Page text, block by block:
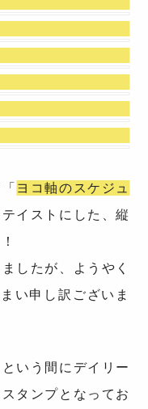
ヨコ軸のスケジュ
イストにした、縦
したが、ようやく
い申し訳ございま
いう間にデイリー
タンプとなってお